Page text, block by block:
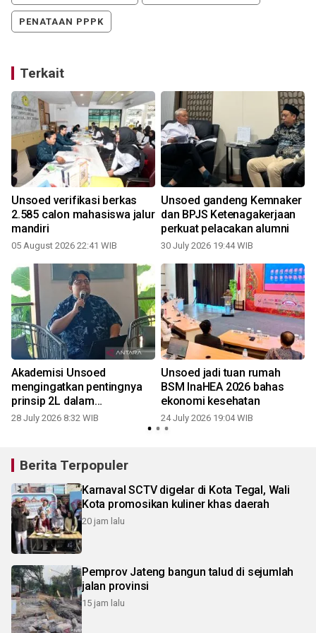
PENATAAN PPPK
Terkait
Unsoed verifikasi berkas
2.585 calon mahasiswa jalur
mandiri
05 August 2026 22:41 WIB
Unsoed gandeng Kemnaker
dan BPJS Ketenagakerjaan
perkuat pelacakan alumni
30 July 2026 19:44 WIB
Akademisi Unsoed
mengingatkan pentingnya
prinsip 2L dalam
berinvestasi
28 July 2026 8:32 WIB
Unsoed jadi tuan rumah
BSM InaHEA 2026 bahas
ekonomi kesehatan
24 July 2026 19:04 WIB
Berita Terpopuler
Karnaval SCTV digelar di Kota Tegal, Wali
Kota promosikan kuliner khas daerah
20 jam lalu
Pemprov Jateng bangun talud di sejumlah
jalan provinsi
15 jam lalu